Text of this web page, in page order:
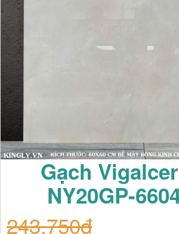
Gạch
NY20GP-
243,750đ